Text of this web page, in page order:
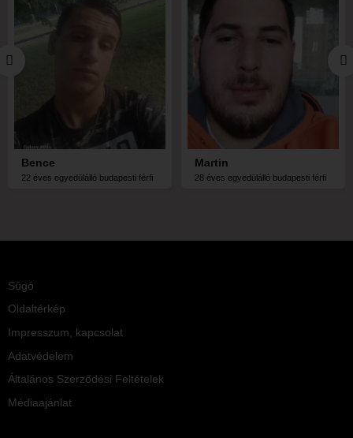
Bence
22 éves egyedülálló budapesti férfi
Martin
28 éves egyedülálló budapesti férfi
Súgó
Oldaltérkép
Impresszum, kapcsolat
Adatvédelem
Általános Szerződési Feltételek
Médiaajánlat